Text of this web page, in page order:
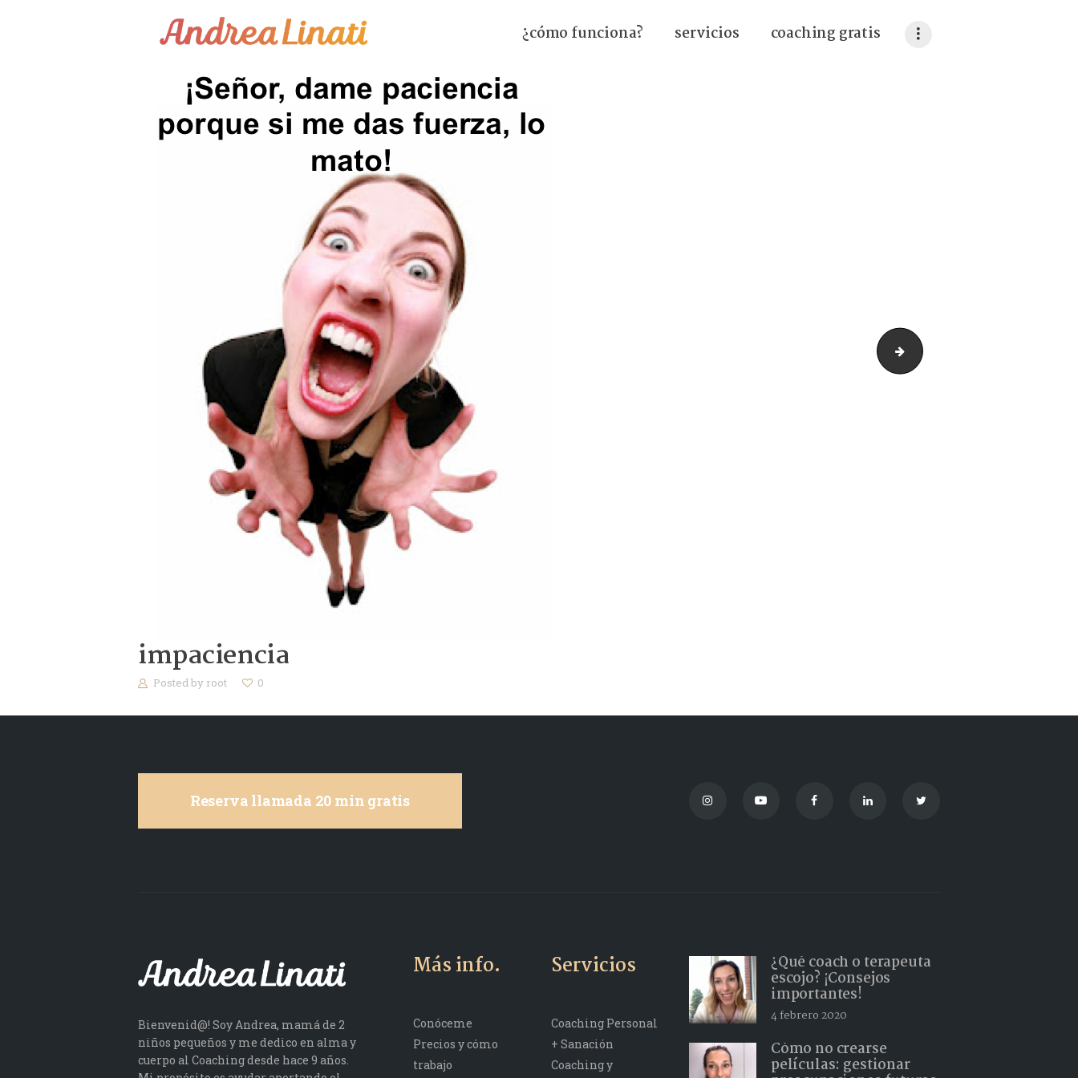
¿cómo funciona? servicios coaching gratis
¿Cómo funciona?
Servicios
Coaching Gratis
laptop-3087585_640
impaciencia
Posted by root 0
Reserva llamada 20 min gratis
Bienvenid@! Soy Andrea, mamá de 2
niños pequeños y me dedico en alma y
cuerpo al Coaching desde hace 9 años.
Más info.
Conóceme
Precios y cómo
trabajo
Servicios
Coaching Personal
+ Sanación
Coaching y
¿Qué coach o terapeuta
escojo? ¡Consejos
importantes!
4 febrero 2020
Cómo no crearse
películas: gestionar